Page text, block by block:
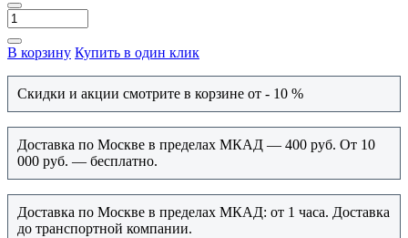
В корзину Купить в один клик
Скидки и акции смотрите в корзине от - 10 %
Доставка по Москве в пределах МКАД — 400 руб. От 10
000 руб. — бесплатно.
Доставка по Москве в пределах МКАД: от 1 часа. Доставка
до транспортной компании.